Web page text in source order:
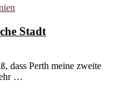
Stadt
dass Perth meine zweite
…